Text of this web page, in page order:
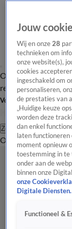
Overzicht Laatste
redactie
Volg Hart van
Zoeken
OverzichtRegio
Jouw
Wij en onze28
technieken om
onze website(s),
cookies
ingeschakeld om
personaliseren,
de prestaties van
„Huidige keuze
worden deze
dan enkel
laten
moment opnieuw
toestemming in te
onder aan de
binnen onze
onze
Digitale Diensten.
Functioneel &